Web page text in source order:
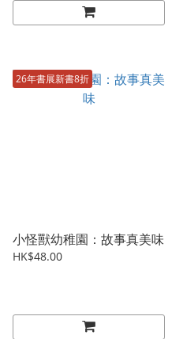
26年書展新書8折
小怪獸幼稚園：故事真美味
HK$48.00